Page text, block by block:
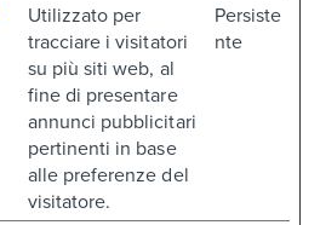
Utilizzato per
tracciare i visitatori
su più siti web, al
fine di presentare
annunci pubblicitari
pertinenti in base
alle preferenze del
visitatore.
Persiste
nte